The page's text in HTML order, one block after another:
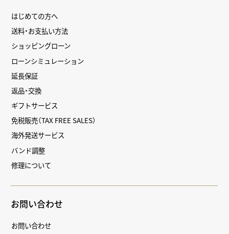
はじめての方へ
送料・お支払い方法
ショッピングローン
ローンシミュレーション
延長保証
返品・交換
ギフトサービス
免税販売（TAX FREE SALES）
海外発送サービス
バンド調整
修理について
お問い合わせ
お問い合わせ